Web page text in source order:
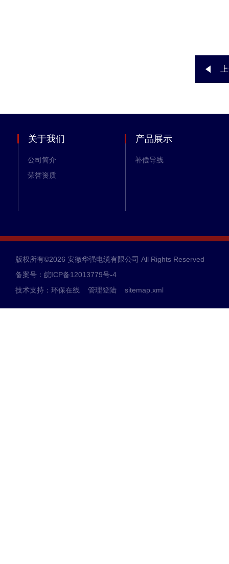
关于我们
公司简介
荣誉资质
产品展示
补偿导线
版权所有©2026 安徽华强电缆有限公司 All Rights Reserved
备案号：皖ICP备12013779号-4
技术支持： 环保在线 管理登陆 sitemap.xml